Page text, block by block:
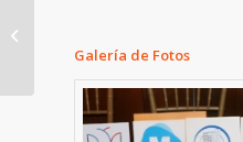
Galería de Fotos
de Panamá suscribe
convenio de asesoría
con Metro de...